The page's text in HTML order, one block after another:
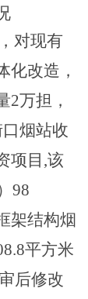
对现有
化改造，
2万担，
烟站收
项目 ,该
98
架结构烟
平方米
后修改